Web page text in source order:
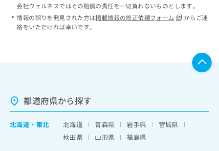
会社ウェルネスではその賠償の責任を一切負わないものとします。
情報の誤りを発見された方は掲載情報の修正依頼フォーム
からご連
絡をいただければ幸いです。
都道府県から探す
北海道 ・ 東北 北海道 青森県 岩手県
宮城県
秋田県
山形県
福島県